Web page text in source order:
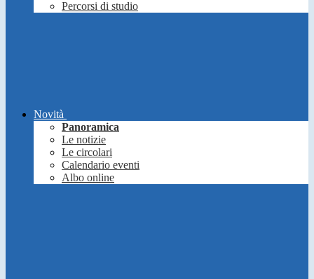
Percorsi di studio
Novità
Panoramica
Le notizie
Le circolari
Calendario eventi
Albo online